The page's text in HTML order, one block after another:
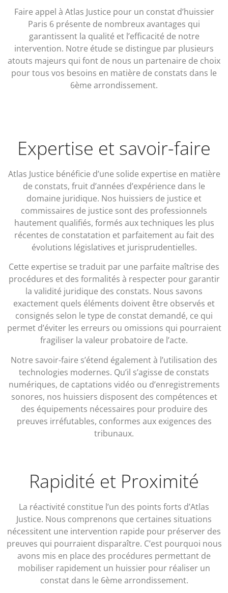
Faire appel à Atlas Justice pour un constat d’huissier
Paris 6 présente de nombreux avantages qui
garantissent la qualité et l’efficacité de notre
intervention. Notre étude se distingue par plusieurs
atouts majeurs qui font de nous un partenaire de choix
pour tous vos besoins en matière de constats dans le
6ème arrondissement.
Expertise et savoir-faire
Atlas Justice bénéficie d’une solide expertise en matière
de constats, fruit d’années d’expérience dans le
domaine juridique. Nos huissiers de justice et
commissaires de justice sont des professionnels
hautement qualifiés, formés aux techniques les plus
récentes de constatation et parfaitement au fait des
évolutions législatives et jurisprudentielles.
Cette expertise se traduit par une parfaite maîtrise des
procédures et des formalités à respecter pour garantir
la validité juridique des constats. Nous savons
exactement quels éléments doivent être observés et
consignés selon le type de constat demandé, ce qui
permet d’éviter les erreurs ou omissions qui pourraient
fragiliser la valeur probatoire de l’acte.
Notre savoir-faire s’étend également à l’utilisation des
technologies modernes. Qu’il s’agisse de constats
numériques, de captations vidéo ou d’enregistrements
sonores, nos huissiers disposent des compétences et
des équipements nécessaires pour produire des
preuves irréfutables, conformes aux exigences des
tribunaux.
Rapidité et Proximité
La réactivité constitue l’un des points forts d’Atlas
Justice. Nous comprenons que certaines situations
nécessitent une intervention rapide pour préserver des
preuves qui pourraient disparaître. C’est pourquoi nous
avons mis en place des procédures permettant de
mobiliser rapidement un huissier pour réaliser un
constat dans le 6ème arrondissement.